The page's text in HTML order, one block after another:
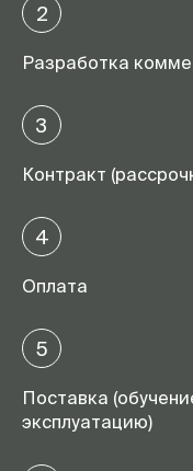
2
Разработка
3
Контракт
4
Оплата
5
Поставка
эксплуатацию)